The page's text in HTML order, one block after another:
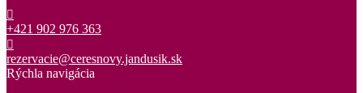
+421 902 976 363
rezervacie@ceresnovy.jandusik.sk
Rýchla navigácia